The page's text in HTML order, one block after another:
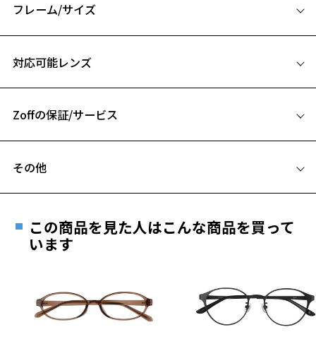
お気に入りに追加済です。
【デザイン】
アジアントレンドを意識した人気のメタルフレーム。主張しすぎない
丸みを帯びているボストン型メガネは、柔らかな印象を演出。
ZF202005-14E1：定番人気を誇るブラック。
演出。
象に。
ZF202005-21E1：柔らかい印象を与えてくれるピンク。フェミニンさ
をプラス。
ベーシックなデザインのメタルフレームはファッション・シーン問わ
ずお使いいただけます。
シンプルながらこなれ感をプラスしてくれるのでトレンドのファッシ
フレーム/サイズ
B ブリッジ(鼻部分)の横幅：19mm
対応可能レンズ
フレームとレンズの合計料金を知りたい方へ
Zoffの保証/サービス
安心1 フレーム１年間品質保証
きます。
※保証期間内に交換が行われた場合、保証期間は初期の期間から
その他
ご希望のお客さまは、「レンズ交換券」をお選びのうえ、
最寄りのZoff実店舗にてレンズをお買い求めください。
※サングラスやパッケージ品では「レンズ交換券」はお選び
談ください。
この商品を見た人はこんな商品を買って
います